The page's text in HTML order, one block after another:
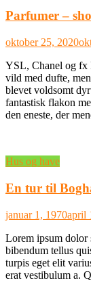
Parfumer –
oktober 25, 2020
YSL, Chanel og fx
vild med dufte,
blevet voldsomt
fantastisk flakon
den eneste, der
Hus og have
En tur til
januar 1, 1970april
Lorem ipsum dolor
bibendum tellus
turpis eget elit
erat vestibulum a.